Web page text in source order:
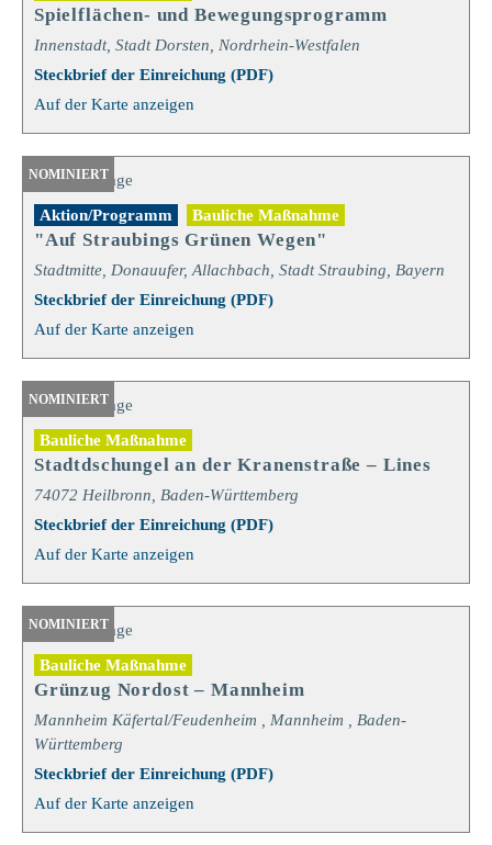
Spielflächen- und Bewegungsprogramm
Innenstadt, Stadt Dorsten, Nordrhein-Westfalen
Steckbrief der Einreichung (PDF)
Auf der Karte anzeigen
Aktion/Programm Bauliche Maßnahme
"Auf Straubings Grünen Wegen"
Stadtmitte, Donauufer, Allachbach, Stadt Straubing, Bayern
Steckbrief der Einreichung (PDF)
Auf der Karte anzeigen
NOMINIERT
Bauliche Maßnahme
Stadtdschungel an der Kranenstraße – Lines
74072 Heilbronn, Baden-Württemberg
Steckbrief der Einreichung (PDF)
Auf der Karte anzeigen
NOMINIERT
Bauliche Maßnahme
Grünzug Nordost – Mannheim
Mannheim Käfertal/Feudenheim , Mannheim , Baden-
Württemberg
Steckbrief der Einreichung (PDF)
Auf der Karte anzeigen
NOMINIERT